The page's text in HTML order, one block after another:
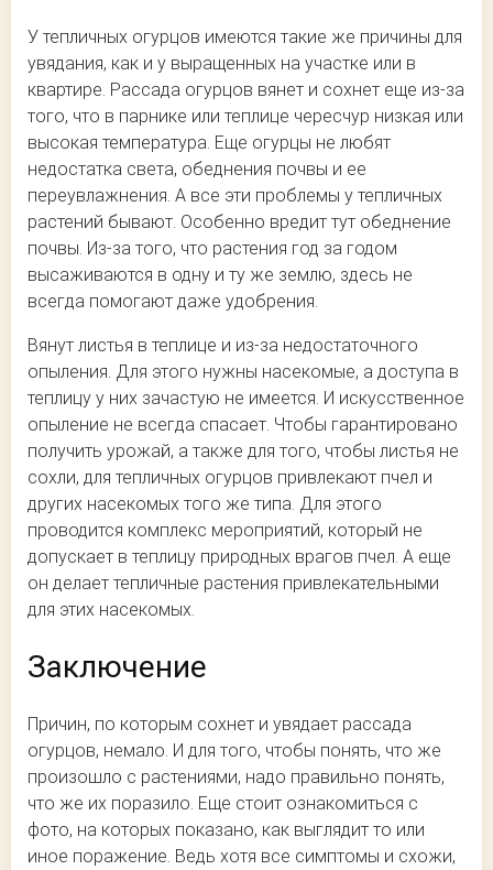
У тепличных огурцов имеются такие же причины для
увядания, как и у выращенных на участке или в
квартире. Рассада огурцов вянет и сохнет еще из-за
того, что в парнике или теплице чересчур низкая или
высокая температура. Еще огурцы не любят
недостатка света, обеднения почвы и ее
переувлажнения. А все эти проблемы у тепличных
растений бывают. Особенно вредит тут обеднение
почвы. Из-за того, что растения год за годом
высаживаются в одну и ту же землю, здесь не
всегда помогают даже удобрения.
Вянут листья в теплице и из-за недостаточного
опыления. Для этого нужны насекомые, а доступа в
теплицу у них зачастую не имеется. И искусственное
опыление не всегда спасает. Чтобы гарантировано
получить урожай, а также для того, чтобы листья не
сохли, для тепличных огурцов привлекают пчел и
других насекомых того же типа. Для этого
проводится комплекс мероприятий, который не
допускает в теплицу природных врагов пчел. А еще
он делает тепличные растения привлекательными
для этих насекомых.
Заключение
Причин, по которым сохнет и увядает рассада
огурцов, немало. И для того, чтобы понять, что же
произошло с растениями, надо правильно понять,
что же их поразило. Еще стоит ознакомиться с
фото, на которых показано, как выглядит то или
иное поражение. Ведь хотя все симптомы и схожи,